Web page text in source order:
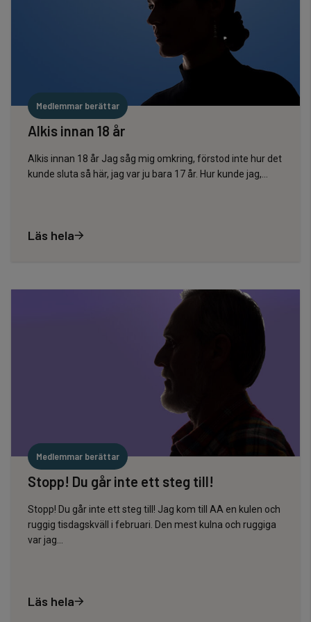
Medlemmar berättar
Alkis innan 18 år
Alkis innan 18 år Jag såg mig omkring, förstod inte hur det
kunde sluta så här, jag var ju bara 17 år. Hur kunde jag,...
Läs hela
Medlemmar berättar
Stopp! Du går inte ett steg till!
Stopp! Du går inte ett steg till! Jag kom till AA en kulen och
ruggig tisdagskväll i februari. Den mest kulna och ruggiga
var jag...
Läs hela